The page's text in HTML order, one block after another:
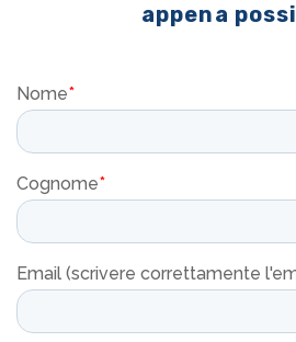
appena